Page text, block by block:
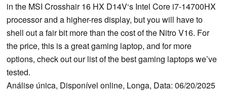
in the MSI Crosshair 16 HX D14V‘s Intel Core i7-14700HX
processor and a higher-res display, but you will have to
shell out a fair bit more than the cost of the Nitro V16. For
the price, this is a great gaming laptop, and for more
options, check out our list of the best gaming laptops we’ve
tested.
Análise única, Disponível online, Longa, Data: 06/20/2025